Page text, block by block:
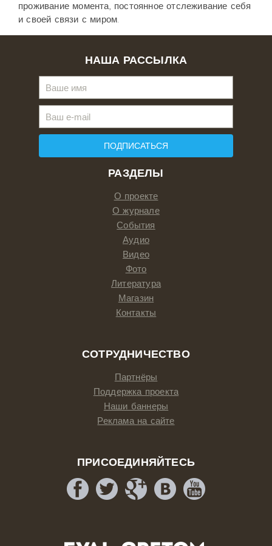
проживание момента, постоянное отслеживание себя
и своей связи с миром.
РАЗДЕЛЫ
О проекте
О журнале
События
Аудио
Видео
Фото
Литература
Магазин
Контакты
СОТРУДНИЧЕСТВО
Партнёры
Поддержка проекта
Наши баннеры
Реклама на сайте
ПРИСОЕДИНЯЙТЕСЬ
НАША РАССЫЛКА
ПОДПИСАТЬСЯ